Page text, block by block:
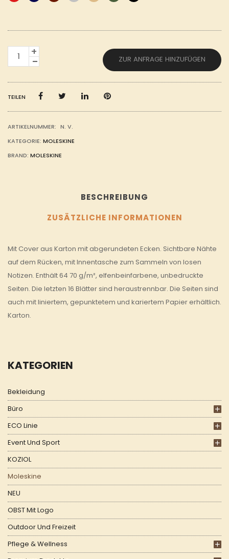
KATEGORIEN
Bekleidung
Büro
ECO Linie
Event Und Sport
KOZIOL
Moleskine
NEU
OBST Mit Logo
Outdoor Und Freizeit
Pflege & Wellness
JOURNAL
TASCHENFORMAT
MENGE
ZUR ANFRAGE HINZUFÜGEN
TEILEN
ARTIKELNUMMER: N. V.
KATEGORIE: MOLESKINE
BRAND: MOLESKINE
BESCHREIBUNG
ZUSÄTZLICHE INFORMATIONEN
Mit Cover aus Karton mit abgerundeten Ecken. Sichtbare Nähte
auf dem Rücken, mit Innentasche zum Sammeln von losen
Notizen. Enthält 64 70 g/m², elfenbeinfarbene, unbedruckte
Seiten. Die letzten 16 Blätter sind heraustrennbar. Die Seiten sind
auch mit liniertem, gepunktetem und kariertem Papier erhältlich.
Karton.